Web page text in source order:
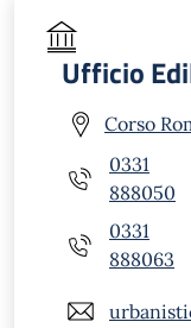
Ufficio
Corso
0331
888050
0331
888063